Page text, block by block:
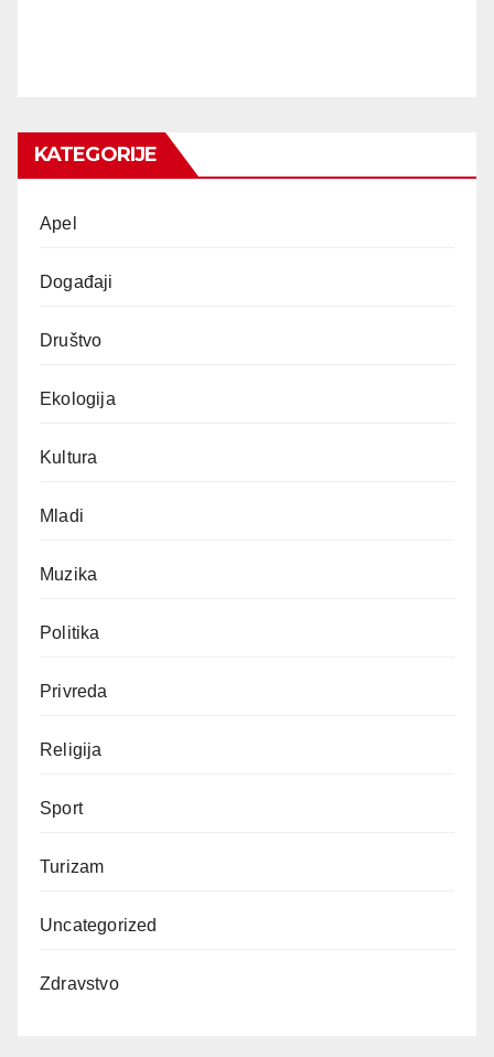
KATEGORIJE
Apel
Događaji
Društvo
Ekologija
Kultura
Mladi
Muzika
Politika
Privreda
Religija
Sport
Turizam
Uncategorized
Zdravstvo